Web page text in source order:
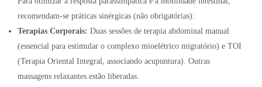
recomendam-se práticas sinérgicas (não obrigatórias):
Terapias Corporais: Duas sessões de terapia abdominal manual
(essencial para estimular o complexo mioelétrico migratório) e TOI
(Terapia Oriental Integral, associando acupuntura). Outras
massagens relaxantes estão liberadas.